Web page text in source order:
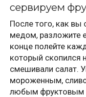
сервируем
После того, как
медом, разложите
конце полейте
который скопился
смешивали салат.
мороженным,
любым фруктовым